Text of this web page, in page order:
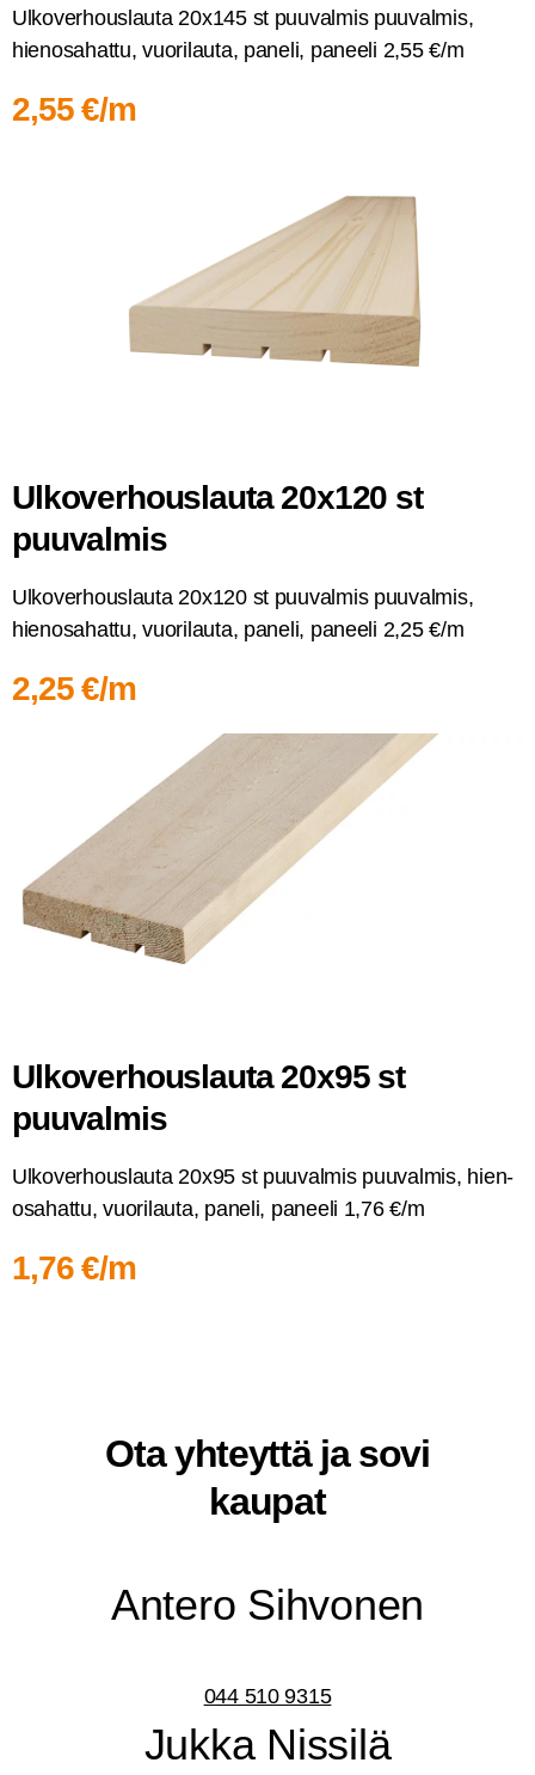
Ulko­ver­hous­lau­ta 20x145 st puu­val­mis puu­val­mis,
hien­osa­hat­tu, vuo­ri­lau­ta, pane­li, panee­li 2,55 €/m
2,55 €/m
Ulko­ver­hous­lau­ta 20x120 st
puuvalmis
Ulko­ver­hous­lau­ta 20x120 st puu­val­mis puu­val­mis,
hien­osa­hat­tu, vuo­ri­lau­ta, pane­li, panee­li 2,25 €/m
2,25 €/m
Ulko­ver­hous­lau­ta 20x95 st
puuvalmis
Ulko­ver­hous­lau­ta 20x95 st puu­val­mis puu­val­mis, hien­
osa­hat­tu, vuo­ri­lau­ta, pane­li, panee­li 1,76 €/m
1,76 €/m
Ota yhteyt­tä ja sovi
kaupat
Ante­ro Sihvonen
044 510 9315
Juk­ka Nissilä